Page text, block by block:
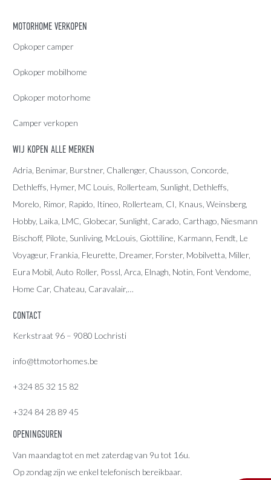
MOTORHOME VERKOPEN
Opkoper camper
Opkoper mobilhome
Opkoper motorhome
Camper verkopen
WIJ KOPEN ALLE MERKEN
Adria , Benimar, Burstner, Challenger, Chausson, Concorde,
Dethleffs Hymer, MC Louis , Rollerteam, Sunlight, Dethleffs,
Morelo, Rimor, Rapido, Itineo, Rollerteam, CI, Knaus, Weinsberg,
Hobby, Laika, LMC, Globecar, Sunlight, Carado, Carthago, Niesmann
Bischoff, Pilote, Sunliving, McLouis, Giottiline, Karmann, Fendt, Le
Voyageur, Frankia, Fleurette, Dreamer, Forster, Mobilvetta, Miller,
Eura Mobil, Auto Roller, Possl, Arca, Elnagh, Notin, Font Vendome,
Home Car, Chateau, Caravalair,…
CONTACT
Kerkstraat 96 – 9080 Lochristi
info@ttmotorhomes.be
+324 85 32 15 82
+324 84 28 89 45
OPENINGSUREN
Van maandag tot en met zaterdag van 9u tot 16u.
Op zondag zijn we enkel telefonisch bereikbaar.